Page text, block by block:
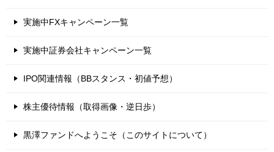
実施中FXキャンペーン一覧
実施中証券会社キャンペーン一覧
IPO関連情報（BBスタンス・初値予想）
株主優待情報（取得画像・逆日歩）
黒澤ファンドへようこそ（このサイトについて）